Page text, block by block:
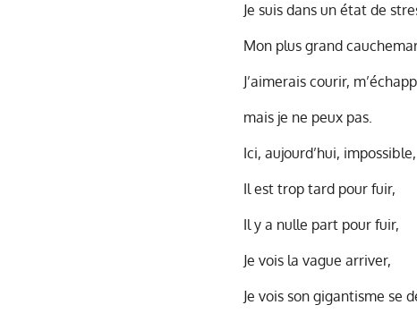
Je suis dans un état de
Mon plus grand
J’aimerais courir,
mais je ne peux pas.
Ici, aujourd’hui, impossible,
Il est trop tard pour fuir,
Il y a nulle part pour fuir,
Je vois la vague arriver,
Je vois son gigantisme se